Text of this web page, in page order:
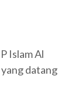
Islam Al
datang